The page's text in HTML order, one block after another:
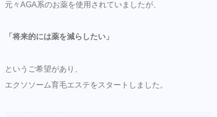
元々AGA系のお薬を使用されていましたが、
「将来的には薬を減らしたい」
というご希望があり、
エクソソーム育毛エステをスタートしました。